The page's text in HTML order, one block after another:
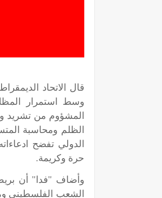
قال الاتحاد
وسط استمرار
المشؤوم من تشريد
الظلم ومحاسبة
الدولي تفضح
حرة وكريمة.
وأضاف "فدا" أن
الشعب الفلسطيني